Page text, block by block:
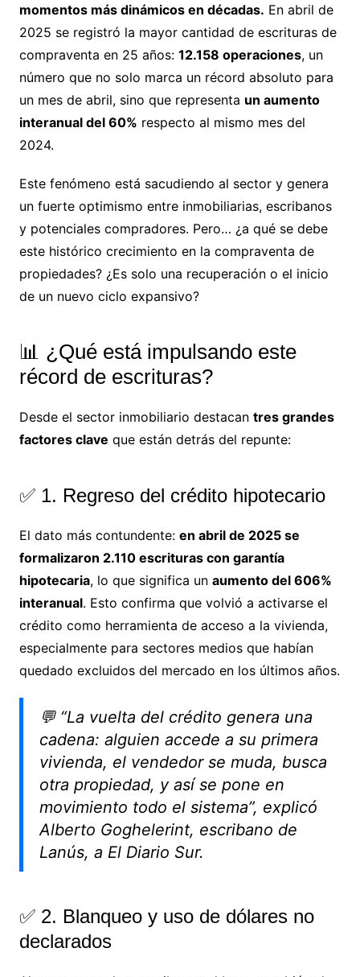
momentos más dinámicos en décadas. En abril de
2025 se registró la mayor cantidad de escrituras de
compraventa en 25 años: 12.158 operaciones, un
número que no solo marca un récord absoluto para
un mes de abril, sino que representa un aumento
interanual del 60% respecto al mismo mes del
2024.
Este fenómeno está sacudiendo al sector y genera
un fuerte optimismo entre inmobiliarias, escribanos
y potenciales compradores. Pero… ¿a qué se debe
este histórico crecimiento en la compraventa de
propiedades? ¿Es solo una recuperación o el inicio
de un nuevo ciclo expansivo?
📊 ¿Qué está impulsando este
récord de escrituras?
Desde el sector inmobiliario destacan tres grandes
factores clave que están detrás del repunte:
✅ 1. Regreso del crédito hipotecario
El dato más contundente: en abril de 2025 se
formalizaron 2.110 escrituras con garantía
hipotecaria, lo que significa un aumento del 606%
interanual. Esto confirma que volvió a activarse el
crédito como herramienta de acceso a la vivienda,
especialmente para sectores medios que habían
quedado excluidos del mercado en los últimos años.
💬 “La vuelta del crédito genera una
cadena: alguien accede a su primera
vivienda, el vendedor se muda, busca
otra propiedad, y así se pone en
movimiento todo el sistema”, explicó
Alberto Goghelerint, escribano de
Lanús, a El Diario Sur.
✅ 2. Blanqueo y uso de dólares no
declarados